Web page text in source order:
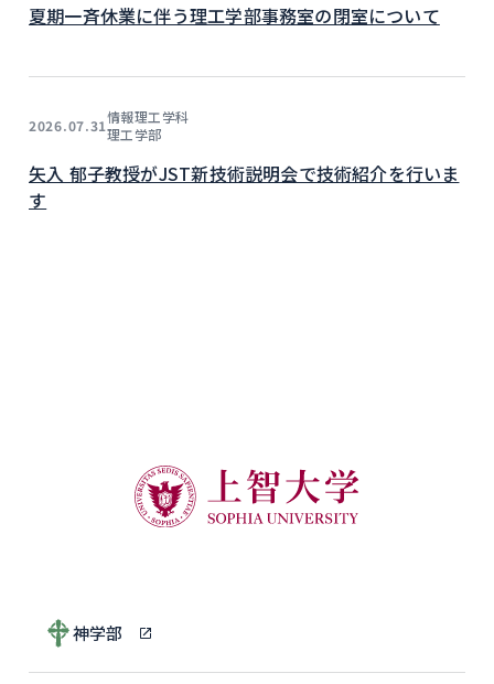
夏期一斉休業に伴う理工学部事務室の閉室について
2026.07.31情報理工学科
理工学部
矢入 郁子教授がJST新技術説明会で技術紹介を行いま
す
神学部